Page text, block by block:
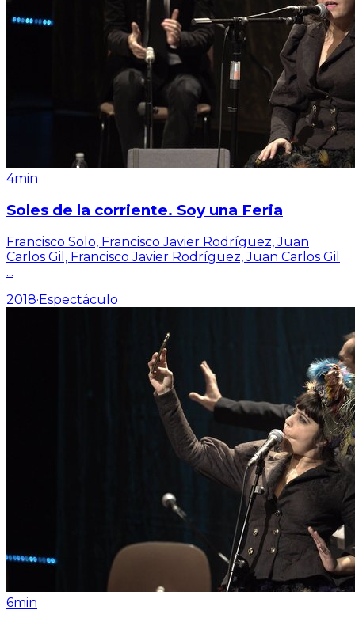
4min
Soles de la corriente. Soy una Feria
Francisco Solo, Francisco Javier Rodríguez, Juan
Carlos Gil, Francisco Javier Rodríguez, Juan Carlos Gil
...
2018·Espectáculo
6min